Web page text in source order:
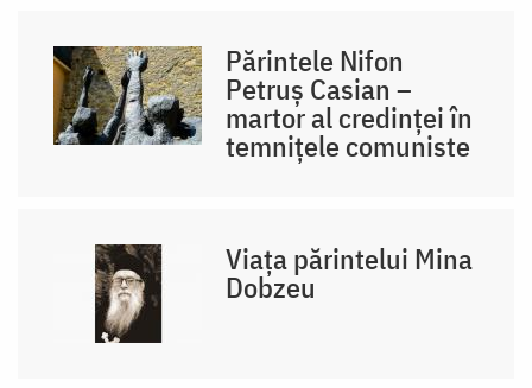
Părintele Nifon
Petruș Casian –
martor al credinței în
temnițele comuniste
Viața părintelui Mina
Dobzeu